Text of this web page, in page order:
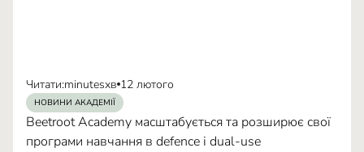
Читати:minutesхв 12 лютого
НОВИНИ АКАДЕМІЇ
Beetroot Academy масштабується та розширює свої
програми навчання в defence і dual-use